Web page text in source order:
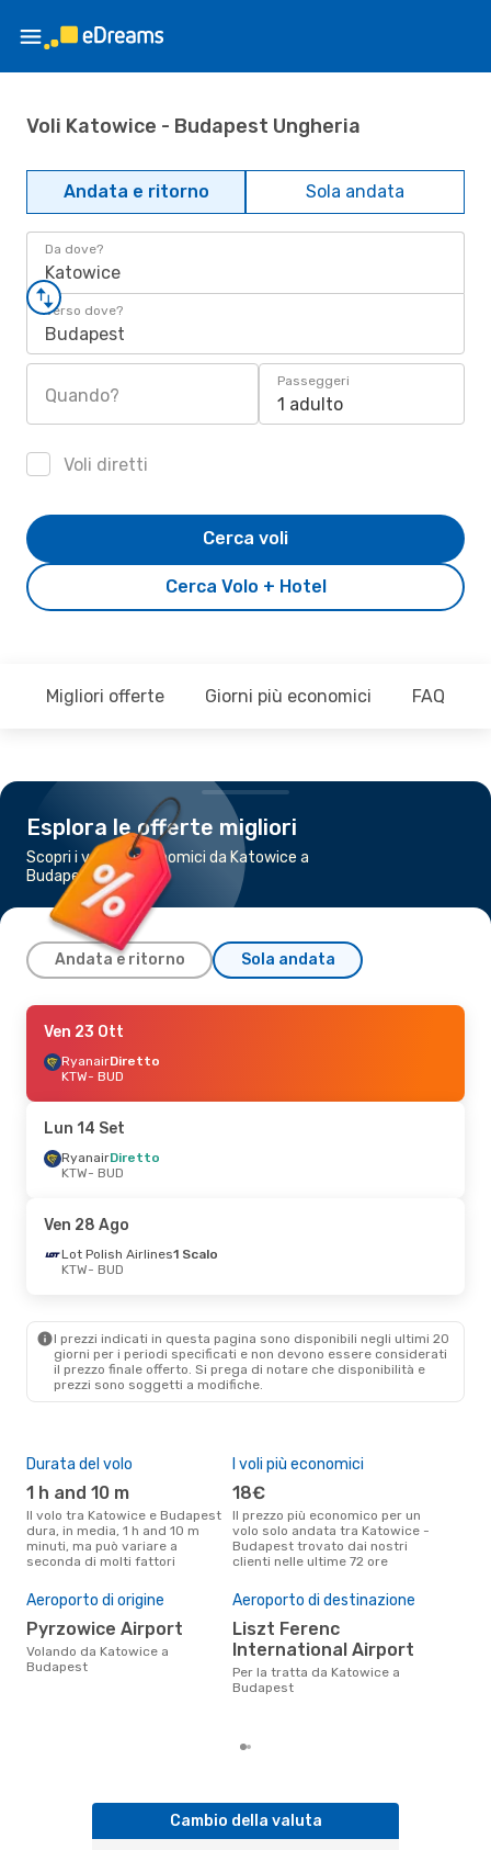
Voli Katowice - Budapest Ungheria
Andata e ritorno Sola andata
Da dove?
Katowice
Verso dove?
Budapest
Quando?
Passeggeri
1 adulto
Voli diretti
Cerca Volo + Hotel
Cerca voli
Migliori offerte Giorni più economici FAQ
Esplora le offerte migliori
Scopri i voli più economici da Katowice a
Budapest
Andata e ritorno Sola andata
Ven 11 Set- Ven 11 Set
RyanairDiretto
KTW- BUD
BUD- KTW
Ven 23 Ott
RyanairDiretto
KTW- BUD
Lun 14 Set
RyanairDiretto
KTW- BUD
Ven 28 Ago
Lot Polish Airlines1 Scalo
KTW- BUD
I prezzi indicati in questa pagina sono disponibili negli ultimi 20
giorni per i periodi specificati e non devono essere considerati
il ​​prezzo finale offerto. Si prega di notare che disponibilità e
prezzi sono soggetti a modifiche.
Durata del volo
1 h and 10 m
Il volo tra Katowice e Budapest
dura, in media, 1 h and 10 m
minuti, ma può variare a
seconda di molti fattori
I voli più economici
18€
Il prezzo più economico per un
volo solo andata tra Katowice -
Budapest trovato dai nostri
clienti nelle ultime 72 ore
Aeroporto di origine
Pyrzowice Airport
Volando da Katowice a
Budapest
Aeroporto di destinazione
Liszt Ferenc
International Airport
Per la tratta da Katowice a
Budapest
Cambio della valuta